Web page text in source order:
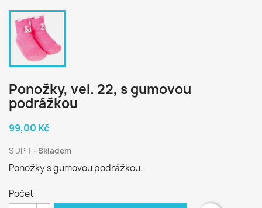
Ponožky, vel. 22, s gumovou
podrážkou
99,00 Kč
S DPH Skladem
Ponožky s gumovou podrážkou.
Počet